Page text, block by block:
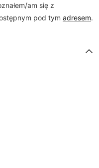
am się z
pod tym adresem.